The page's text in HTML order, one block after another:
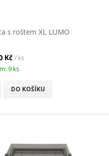
s roštem XL LUMO
Kč/ ks
9 ks
DO KOŠÍKU